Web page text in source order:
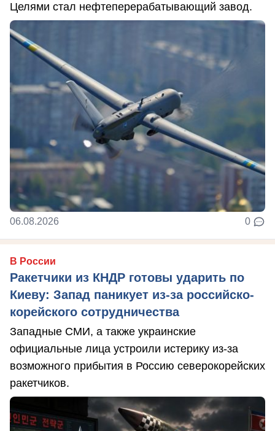
Целями стал нефтеперерабатывающий завод.
06.08.2026 0
В России
Ракетчики из КНДР готовы ударить по
Киеву: Запад паникует из-за российско-
корейского сотрудничества
Западные СМИ, а также украинские
официальные лица устроили истерику из-за
возможного прибытия в Россию северокорейских
ракетчиков.